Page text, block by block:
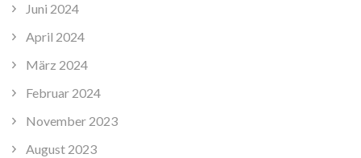
Juni 2024
April 2024
März 2024
Februar 2024
November 2023
August 2023